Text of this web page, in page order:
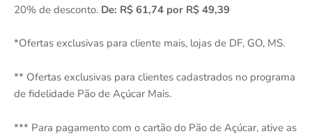
20% de desconto. De: R$ 61,74 por R$ 49,39
*Ofertas exclusivas para cliente mais, lojas de DF, GO, MS.
** Ofertas exclusivas para clientes cadastrados no programa
de fidelidade Pão de Açúcar Mais.
*** Para pagamento com o cartão do Pão de Açúcar, ative as